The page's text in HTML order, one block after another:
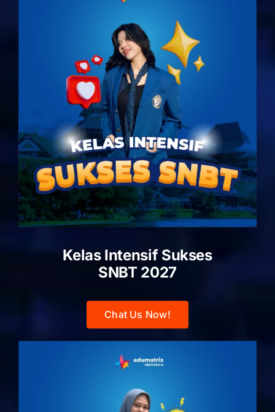
Kelas Intensif Sukses
SNBT 2027
Chat Us Now!